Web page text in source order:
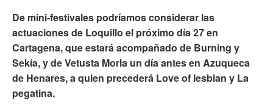
De mini-festivales podríamos considerar las
actuaciones de Loquillo el próximo día 27 en
Cartagena, que estará acompañado de Burning y
Sekía, y de Vetusta Morla un día antes en Azuqueca
de Henares, a quien precederá Love of lesbian y La
pegatina.